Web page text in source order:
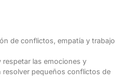
de conflictos, empatía y trabajo
las emociones y
pequeños conflictos de